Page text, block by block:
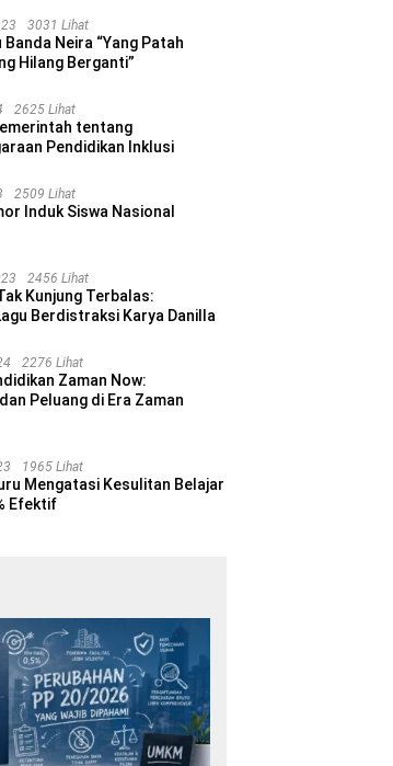
3031 Lihat
Banda Neira “Yang Patah
Hilang Berganti”
2625 Lihat
tentang
Pendidikan Inklusi
2509 Lihat
Induk Siswa Nasional
2456 Lihat
Kunjung Terbalas:
Berdistraksi Karya Danilla
2276 Lihat
Zaman Now:
Peluang di Era Zaman
1965 Lihat
Mengatasi Kesulitan Belajar
Efektif